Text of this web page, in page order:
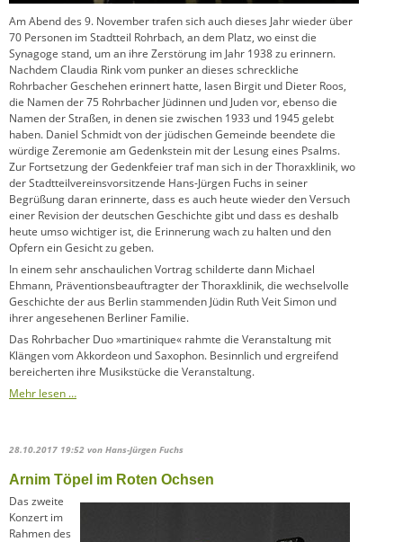
Am Abend des 9. November trafen sich auch dieses Jahr wieder über
70 Personen im Stadtteil Rohrbach, an dem Platz, wo einst die
Synagoge stand, um an ihre Zerstörung im Jahr 1938 zu erinnern.
Nachdem Claudia Rink vom punker an dieses schreckliche
Rohrbacher Geschehen erinnert hatte, lasen Birgit und Dieter Roos,
die Namen der 75 Rohrbacher Jüdinnen und Juden vor, ebenso die
Namen der Straßen, in denen sie zwischen 1933 und 1945 gelebt
haben. Daniel Schmidt von der jüdischen Gemeinde beendete die
würdige Zeremonie am Gedenkstein mit der Lesung eines Psalms.
Zur Fortsetzung der Gedenkfeier traf man sich in der Thoraxklinik, wo
der Stadtteilvereinsvorsitzende Hans-Jürgen Fuchs in seiner
Begrüßung daran erinnerte, dass es auch heute wieder den Versuch
einer Revision der deutschen Geschichte gibt und dass es deshalb
heute umso wichtiger ist, die Erinnerung wach zu halten und den
Opfern ein Gesicht zu geben.
In einem sehr anschaulichen Vortrag schilderte dann Michael
Ehmann, Präventionsbeauftragter der Thoraxklinik, die wechselvolle
Geschichte der aus Berlin stammenden Jüdin Ruth Veit Simon und
ihrer angesehenen Berliner Familie.
Das Rohrbacher Duo »martinique« rahmte die Veranstaltung mit
Klängen vom Akkordeon und Saxophon. Besinnlich und ergreifend
bereicherten ihre Musikstücke die Veranstaltung.
Mehr lesen …
28.10.2017 19:52 von Hans-Jürgen Fuchs
Arnim Töpel im Roten Ochsen
Das zweite
Konzert im
Rahmen des